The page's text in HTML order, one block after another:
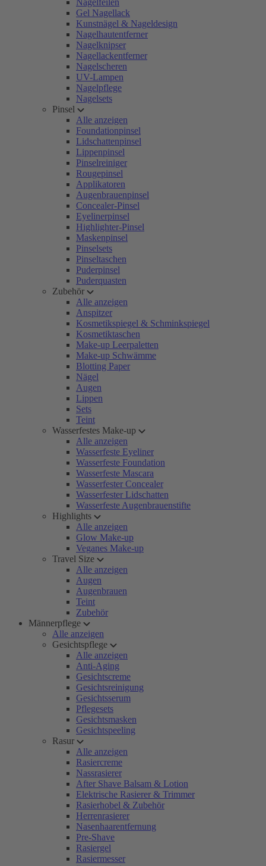
Nagelfeilen
Gel Nagellack
Kunstnägel & Nageldesign
Nagelhautentferner
Nagelknipser
Nagellackentferner
Nagelscheren
UV-Lampen
Nagelpflege
Nagelsets
Pinsel
Alle anzeigen
Foundationpinsel
Lidschattenpinsel
Lippenpinsel
Pinselreiniger
Rougepinsel
Applikatoren
Augenbrauenpinsel
Concealer-Pinsel
Eyelinerpinsel
Highlighter-Pinsel
Maskenpinsel
Pinselsets
Pinseltaschen
Puderpinsel
Puderquasten
Zubehör
Alle anzeigen
Anspitzer
Kosmetikspiegel & Schminkspiegel
Kosmetiktaschen
Make-up Leerpaletten
Make-up Schwämme
Blotting Paper
Nägel
Augen
Lippen
Sets
Teint
Wasserfestes Make-up
Alle anzeigen
Wasserfeste Eyeliner
Wasserfeste Foundation
Wasserfeste Mascara
Wasserfester Concealer
Wasserfester Lidschatten
Wasserfeste Augenbrauenstifte
Highlights
Alle anzeigen
Glow Make-up
Veganes Make-up
Travel Size
Alle anzeigen
Augen
Augenbrauen
Teint
Zubehör
Männerpflege
Alle anzeigen
Gesichtspflege
Alle anzeigen
Anti-Aging
Gesichtscreme
Gesichtsreinigung
Gesichtsserum
Pflegesets
Gesichtsmasken
Gesichtspeeling
Rasur
Alle anzeigen
Rasiercreme
Nassrasierer
After Shave Balsam & Lotion
Elektrische Rasierer & Trimmer
Rasierhobel & Zubehör
Herrenrasierer
Nasenhaarentfernung
Pre-Shave
Rasiergel
Rasiermesser